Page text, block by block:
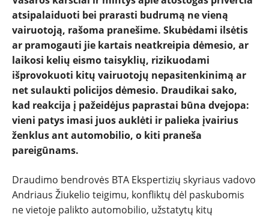
NAUJI
NAUDOTI
REPORTAŽAI
SPORTAS
ĮVAIRENYBĖS
atsipalaiduoti bei prarasti budrumą ne vieną
vairuotoją, rašoma pranešime. Skubėdami ilsėtis
ar pramogauti jie kartais neatkreipia dėmesio, ar
laikosi kelių eismo taisyklių, rizikuodami
išprovokuoti kitų vairuotojų nepasitenkinimą ar
net sulaukti policijos dėmesio. Draudikai sako,
kad reakcija į pažeidėjus paprastai būna dvejopa:
vieni patys imasi juos auklėti ir palieka įvairius
ženklus ant automobilio, o kiti praneša
pareigūnams.
Draudimo bendrovės BTA Ekspertizių skyriaus vadovo
Andriaus Žiukelio teigimu, konfliktų dėl paskubomis
ne vietoje palikto automobilio, užstatytų kitų